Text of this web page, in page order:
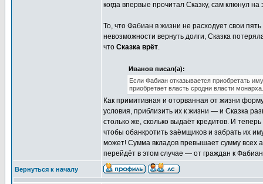
когда впервые прочитал Сказку, сам клюнул
То, что Фабиан в жизни не расходует свои
невозможности вернуть долги, Сказка
что Сказка врёт.
Иванов писал(а):
Если Фабиан отказывается приобретать
приобретает власть сродни власти
Как примитивная и оторванная от жизни
условия, приблизить их к жизни — и Сказка
столько же, сколько выдаёт кредитов. И
чтобы обанкротить заёмщиков и забрать их
может! Сумма вкладов превышает сумму всех
перейдёт в этом случае — от граждан к
Вернуться к началу